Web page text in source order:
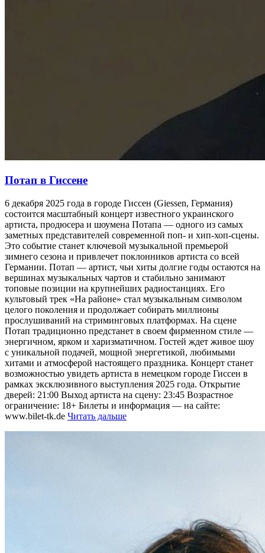
Потап в Гиссене
6 декабря 2025 года в городе Гиссен (Giessen, Германия)
состоится масштабный концерт известного украинского
артиста, продюсера и шоумена Потапа — одного из самых
заметных представителей современной поп- и хип-хоп-сцены.
Это событие станет ключевой музыкальной премьерой
зимнего сезона и привлечет поклонников артиста со всей
Германии. Потап — артист, чьи хиты долгие годы остаются на
вершинах музыкальных чартов и стабильно занимают
топовые позиции на крупнейших радиостанциях. Его
культовый трек «На районе» стал музыкальным символом
целого поколения и продолжает собирать миллионы
прослушиваний на стриминговых платформах. На сцене
Потап традиционно предстанет в своем фирменном стиле —
энергичном, ярком и харизматичном. Гостей ждет живое шоу
с уникальной подачей, мощной энергетикой, любимыми
хитами и атмосферой настоящего праздника. Концерт станет
возможностью увидеть артиста в немецком городе Гиссен в
рамках эксклюзивного выступления 2025 года. Открытие
дверей: 21:00 Выход артиста на сцену: 23:45 Возрастное
ограничение: 18+ Билеты и информация — на сайте:
www.bilet-tk.de Читать дальше